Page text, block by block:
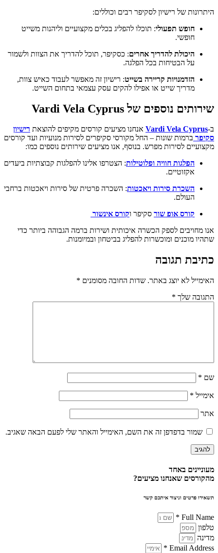
היתרונות של רישיון לסקיפר רבים וכוללים:
חופש תפעולי: תוכלו להפליג בכלים מקצועיים וליהנות משייט
חופשי.
היכולת להדריך אחרים: כסקיפר, תוכל להדריך את הצוות ולשמור
על הבטיחות בכל הפלגה.
הזדמנויות קריירה בשייט: רישיון זה מאפשר לעבוד כאיש צוות,
מדריך שייט או אפילו להקים עסק עצמאי בתחום השייט.
שירותים נוספים של Vardi Vela Cyprus
ב-Vardi Vela Cyprus אנחנו מציעים קורסים מקיפים להוצאת רישיון
סקיפר ברמות שונות – החל מקורסי סקיפרים לסירות מנועיות ועד קורסים
מקצועיים לסירות מפרש. בנוסף, אנו מציעים שירותים נוספים כמו:
הפלגות חוויה ופלוטילות: הצטרפו אלינו להפלגות קבוצתיות ביעדים
אקזוטיים.
השכרת סירות ויאכטות: השכרה פרטית של סירות ויאכטות ברחבי
העולם.
קורס אופ שור סקיפר וקורס אינשור
אנו מחויבים לספק הכשרה איכותית ושירות ברמה הגבוהה ביותר כדי
שתהיו מוכנים ומוכשרות להפליג בביטחון ובמיומנות.
כתיבת תגובה
האימייל לא יוצג באתר. שדות החובה מסומנים *
התגובה שלך *
שם *
אימייל *
אתר
שמור בדפדפן זה את השם, האימייל והאתר שלי לפעם הבאה שאגיב.
מעוניינים באחד
מהקורסים שאנחנו מציעים?
תשאירו פרטים וניצור איתכם קשר
Full Name *
טלפון
מדינה
Email Address *